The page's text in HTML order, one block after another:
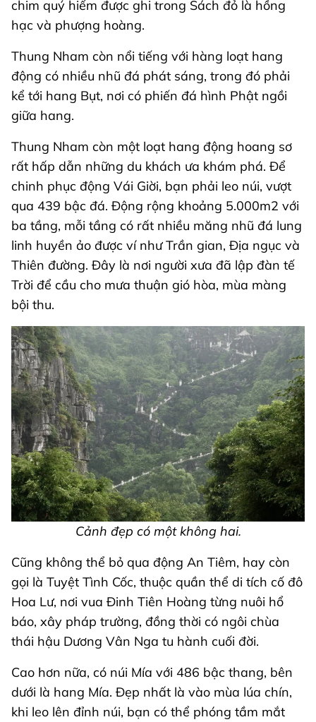
chim quý hiếm được ghi trong Sách đỏ là hồng
hạc và phượng hoàng.
Thung Nham còn nổi tiếng với hàng loạt hang
động có nhiều nhũ đá phát sáng, trong đó phải
kể tới hang Bụt, nơi có phiến đá hình Phật ngồi
giữa hang.
Thung Nham còn một loạt hang động hoang sơ
rất hấp dẫn những du khách ưa khám phá. Để
chinh phục động Vái Giời, bạn phải leo núi, vượt
qua 439 bậc đá. Động rộng khoảng 5.000m2 với
ba tầng, mỗi tầng có rất nhiều măng nhũ đá lung
linh huyền ảo được ví như Trần gian, Địa ngục và
Thiên đường. Đây là nơi người xưa đã lập đàn tế
Trời để cầu cho mưa thuận gió hòa, mùa màng
bội thu.
Cảnh đẹp có một không hai.
Cũng không thể bỏ qua động An Tiêm, hay còn
gọi là Tuyệt Tình Cốc, thuộc quần thể di tích cố đô
Hoa Lư, nơi vua Đinh Tiên Hoàng từng nuôi hổ
báo, xây pháp trường, đồng thời có ngôi chùa
thái hậu Dương Vân Nga tu hành cuối đời.
Cao hơn nữa, có núi Mía với 486 bậc thang, bên
dưới là hang Mía. Đẹp nhất là vào mùa lúa chín,
khi leo lên đỉnh núi, bạn có thể phóng tầm mắt